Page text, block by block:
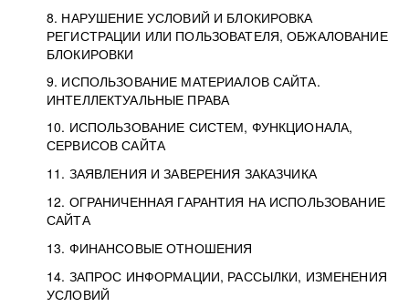
8. НАРУШЕНИЕ УСЛОВИЙ И БЛОКИРОВКА
РЕГИСТРАЦИИ ИЛИ ПОЛЬЗОВАТЕЛЯ, ОБЖАЛОВАНИЕ
БЛОКИРОВКИ
9. ИСПОЛЬЗОВАНИЕ МАТЕРИАЛОВ САЙТА.
ИНТЕЛЛЕКТУАЛЬНЫЕ ПРАВА
10. ИСПОЛЬЗОВАНИЕ СИСТЕМ, ФУНКЦИОНАЛА,
СЕРВИСОВ САЙТА
11. ЗАЯВЛЕНИЯ И ЗАВЕРЕНИЯ ЗАКАЗЧИКА
12. ОГРАНИЧЕННАЯ ГАРАНТИЯ НА ИСПОЛЬЗОВАНИЕ
САЙТА
13. ФИНАНСОВЫЕ ОТНОШЕНИЯ
14. ЗАПРОС ИНФОРМАЦИИ, РАССЫЛКИ, ИЗМЕНЕНИЯ
УСЛОВИЙ